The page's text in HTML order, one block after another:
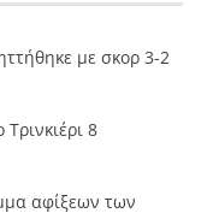
με σκορ 3-2
8
αφίξεων των